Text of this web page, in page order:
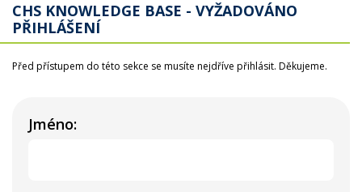
CHS KNOWLEDGE BASE - VYŽADOVÁNO
PŘIHLÁŠENÍ
Před přístupem do této sekce se musíte nejdříve přihlásit. Děkujeme.
Jméno: